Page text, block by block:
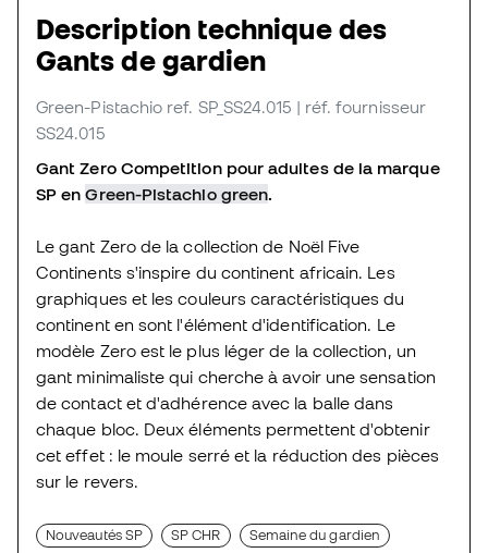
Description technique des
Gants de gardien
Green-Pistachio ref. SP_SS24.015 | réf. fournisseur
SS24.015
Gant Zero Competition pour adultes de la marque
SP enGreen-Pistachio green.
Le gant Zero de la collection de Noël Five
Continents s'inspire du continent africain. Les
graphiques et les couleurs caractéristiques du
continent en sont l'élément d'identification. Le
modèle Zero est le plus léger de la collection, un
gant minimaliste qui cherche à avoir une sensation
de contact et d'adhérence avec la balle dans
chaque bloc. Deux éléments permettent d'obtenir
cet effet : le moule serré et la réduction des pièces
sur le revers.
Nouveautés SP SP CHR Semaine du gardien